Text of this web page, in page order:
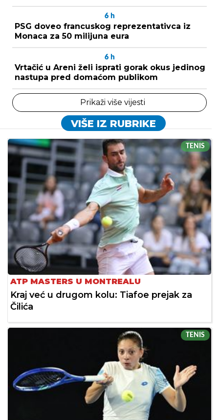
6 h
PSG doveo francuskog reprezentativca iz
Monaca za 50 milijuna eura
6 h
Vrtačić u Areni želi isprati gorak okus jedinog
nastupa pred domaćom publikom
Prikaži više vijesti
VIŠE IZ RUBRIKE
TENIS
ATP MASTERS U MONTREALU
Kraj već u drugom kolu: Tiafoe prejak za
Čilića
TENIS